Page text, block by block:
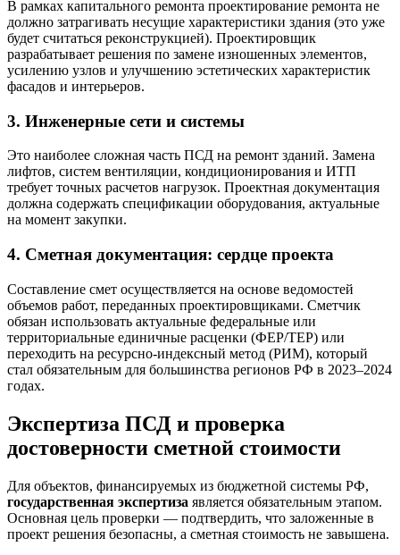
В рамках капитального ремонта проектирование ремонта не
должно затрагивать несущие характеристики здания (это уже
будет считаться реконструкцией). Проектировщик
разрабатывает решения по замене изношенных элементов,
усилению узлов и улучшению эстетических характеристик
фасадов и интерьеров.
3. Инженерные сети и системы
Это наиболее сложная часть ПСД на ремонт зданий. Замена
лифтов, систем вентиляции, кондиционирования и ИТП
требует точных расчетов нагрузок. Проектная документация
должна содержать спецификации оборудования, актуальные
на момент закупки.
4. Сметная документация: сердце проекта
Составление смет осуществляется на основе ведомостей
объемов работ, переданных проектировщиками. Сметчик
обязан использовать актуальные федеральные или
территориальные единичные расценки (ФЕР/ТЕР) или
переходить на ресурсно-индексный метод (РИМ), который
стал обязательным для большинства регионов РФ в 2023–2024
годах.
Экспертиза ПСД и проверка
достоверности сметной стоимости
Для объектов, финансируемых из бюджетной системы РФ,
государственная экспертиза является обязательным этапом.
Основная цель проверки — подтвердить, что заложенные в
проект решения безопасны, а сметная стоимость не завышена.